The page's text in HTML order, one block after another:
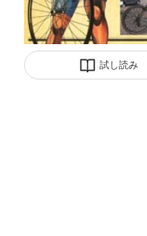
試し読み